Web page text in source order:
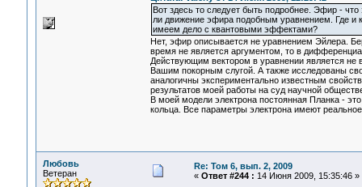
Вот здесь то следует быть подробнее. Эфир -
ли движение эфира подобным уравнением. Где и
имеем дело с квантовыми эффектами?
Нет, эфир описывается не уравнением Эйлера.
время не является аргументом, то в
Действующим вектором в уравнении является не
Вашим покорным слугой. А также исследованы
аналогичны экспериментально известным
результатов моей работы на суд научной
В моей модели электрона постоянная Планка -
кольца. Все параметры электрона имеют
Любовь
Ветеран
Re: Том 6, вып. 2, 2009
« Ответ #244 : 14 Июня 2009, 15:35:46 »